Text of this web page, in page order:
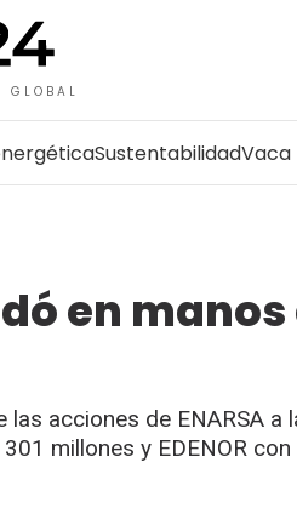
GLOBAL
SustentabilidadVaca
en manos
acciones de ENARSA a
millones y EDENOR